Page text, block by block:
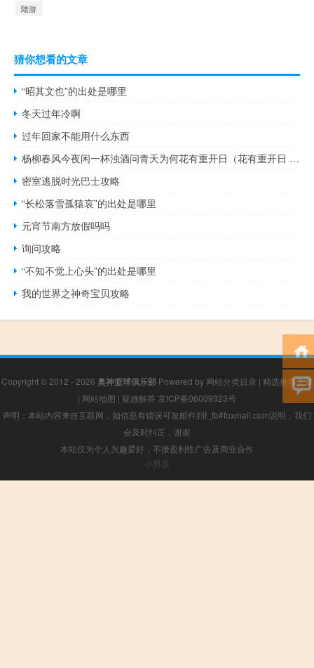
陆游
猜你想看的文章
“昭其文也”的出处是哪里
冬天过年冷啊
过年回家不能用什么东西
杨柳春风今夜闲一杯浊酒问青天为何花有重开日（花有重开日 人无再少年 的意思是什么）
密室逃脱时光巴士攻略
“长松落雪孤猿哀”的出处是哪里
元宵节南方放假吗吗
询问攻略
“不知不觉上心头”的出处是哪里
我的世界之神奇宝贝攻略
Copyright © 2012 - 2026 奥神篮球俱乐部Powered by 网站分类目录 | 精选推荐文章
| 网站地图 | 疑难解答 京ICP备06009323号
声明：本站内容来自互联网，如信息有错误可发邮件到f_fb#foxmail.com说明，我们
会及时纠正，谢谢
本站仅为个人兴趣爱好，不接盈利性广告及商业合作
小男孩